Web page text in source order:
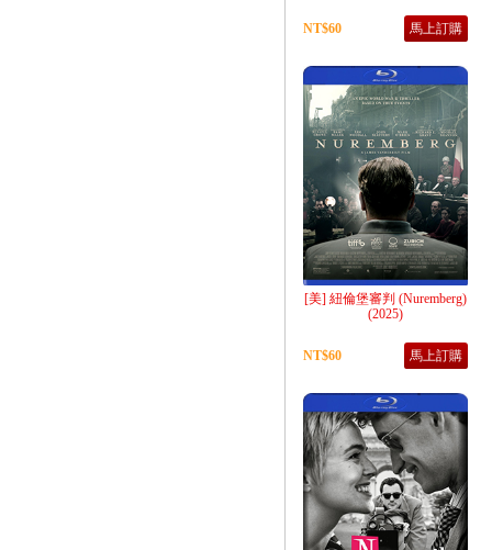
NT$60 馬上訂購
[美] 紐倫堡審判 (Nuremberg)
(2025)
NT$60 馬上訂購